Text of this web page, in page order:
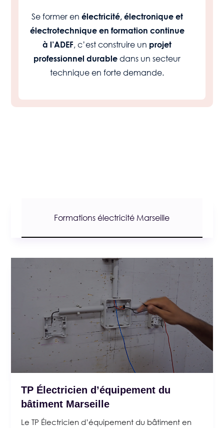
Se former en électricité, électronique et
électrotechnique en formation continue
à l’ADEF, c’est construire un projet
professionnel durable dans un secteur
technique en forte demande.
Formations électricité Marseille
TP Électricien d’équipement du
bâtiment Marseille
Le TP Électricien d’équipement du bâtiment en